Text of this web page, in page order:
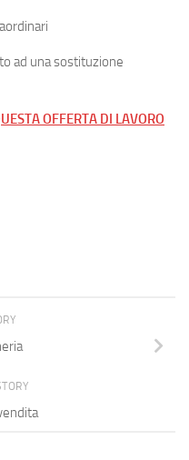
ad una sostituzione
OFFERTA DI LAVORO